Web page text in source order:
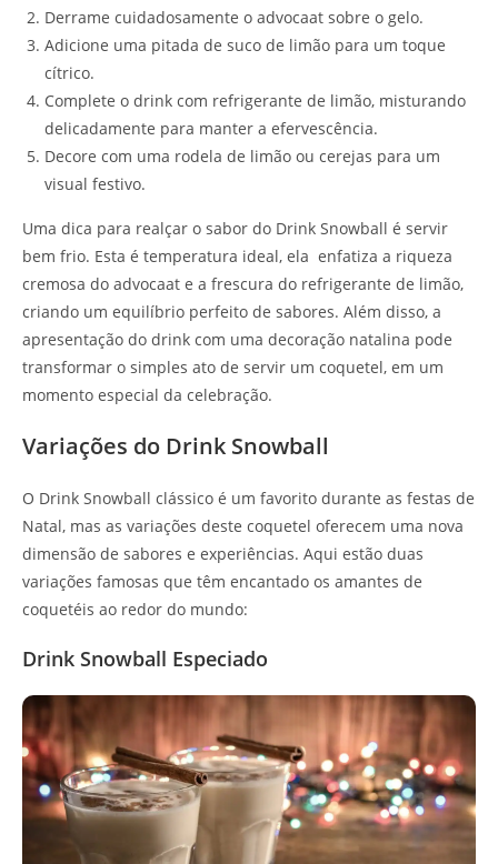
Derrame cuidadosamente o advocaat sobre o gelo.
Adicione uma pitada de suco de limão para um toque
cítrico.
Complete o drink com refrigerante de limão, misturando
delicadamente para manter a efervescência.
Decore com uma rodela de limão ou cerejas para um
visual festivo.
Uma dica para realçar o sabor do Drink Snowball é servir
bem frio. Esta é temperatura ideal, ela enfatiza a riqueza
cremosa do advocaat e a frescura do refrigerante de limão,
criando um equilíbrio perfeito de sabores. Além disso, a
apresentação do drink com uma decoração natalina pode
transformar o simples ato de servir um coquetel, em um
momento especial da celebração.
Variações do Drink Snowball
O Drink Snowball clássico é um favorito durante as festas de
Natal, mas as variações deste coquetel oferecem uma nova
dimensão de sabores e experiências. Aqui estão duas
variações famosas que têm encantado os amantes de
coquetéis ao redor do mundo:
Drink Snowball Especiado